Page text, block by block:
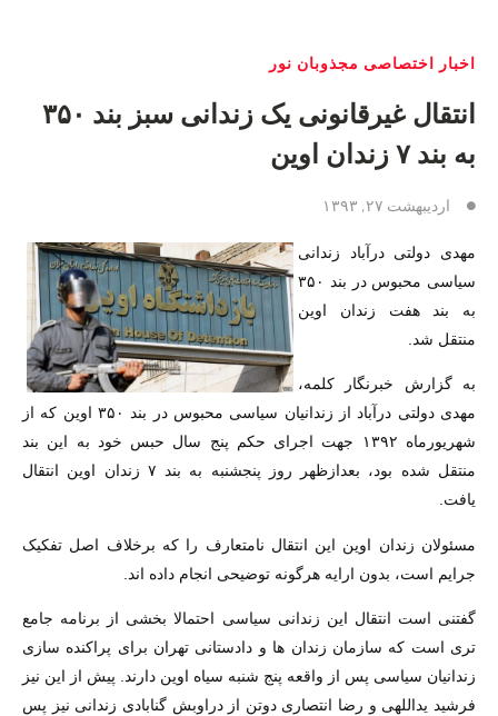
اخبار اختصاصی مجذوبان نور
انتقال غیرقانونی یک زندانی سبز بند ۳۵۰
به بند ۷ زندان اوین
اردیبهشت ۲۷, ۱۳۹۳
مهدی دولتی درآباد زندانی
سیاسی محبوس در بند ۳۵۰
به بند هفت زندان اوین
منتقل شد.
به گزارش خبرنگار کلمه،
مهدی دولتی درآباد از زندانیان سیاسی محبوس در بند ۳۵۰ اوین که از
شهریورماه ۱۳۹۲ جهت اجرای حکم پنج سال حبس خود به این بند
منتقل شده بود، بعدازظهر روز پنجشنبه به بند ۷ زندان اوین انتقال
یافت.
مسئولان زندان اوین این انتقال نامتعارف را که برخلاف اصل تفکیک
جرایم است، بدون ارایه هرگونه توضیحی انجام داده اند.
گفتنی است انتقال این زندانی سیاسی احتمالا بخشی از برنامه جامع
تری است که سازمان زندان ها و دادستانی تهران برای پراکنده سازی
زندانیان سیاسی پس از واقعه پنج شنبه سیاه اوین دارند. پیش از این نیز
فرشید یداللهی و رضا انتصاری دوتن از دراوبش گنابادی زندانی نیز پس